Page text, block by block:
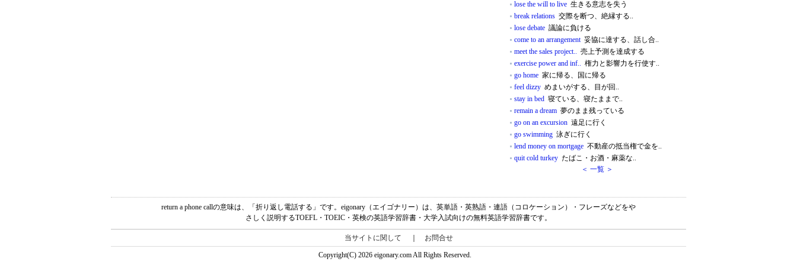
lose the will to live 生きる意志を失う
break relations 交際を断つ、絶縁する..
lose debate 議論に負ける
come to an arrangement妥協に達する、話し合..
meet the sales project.. 売上予測を達成する
exercise power and inf.. 権力と影響力を行使す..
go home 家に帰る、国に帰る
feel dizzy めまいがする、目が回..
stay in bed 寝ている、寝たままで..
remain a dream 夢のまま残っている
go on an excursion 遠足に行く
go swimming 泳ぎに行く
lend money on mortgage 不動産の抵当権で金を..
quit cold turkey たばこ・お酒・麻薬な..
＜ 一覧 ＞
return a phone callの意味は、「折り返し電話する」です。eigonary（エイゴナリー）は、英単語・英熟語・連語（コロケーション）・フレーズなどをや
さしく説明するTOEFL・TOEIC・英検の英語学習辞書・大学入試向けの無料英語学習辞書です。
当サイトに関して お問合せ
Copyright(C) 2026 eigonary.com All Rights Reserved.